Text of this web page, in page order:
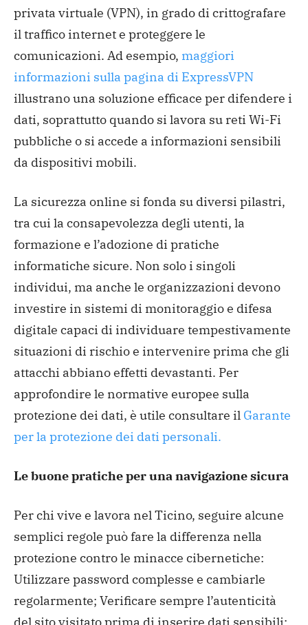
privata virtuale (VPN), in grado di crittografare
il traffico internet e proteggere le
comunicazioni. Ad esempio, maggiori
informazioni sulla pagina di ExpressVPN
illustrano una soluzione efficace per difendere i
dati, soprattutto quando si lavora su reti Wi-Fi
pubbliche o si accede a informazioni sensibili
da dispositivi mobili.
La sicurezza online si fonda su diversi pilastri,
tra cui la consapevolezza degli utenti, la
formazione e l’adozione di pratiche
informatiche sicure. Non solo i singoli
individui, ma anche le organizzazioni devono
investire in sistemi di monitoraggio e difesa
digitale capaci di individuare tempestivamente
situazioni di rischio e intervenire prima che gli
attacchi abbiano effetti devastanti. Per
approfondire le normative europee sulla
protezione dei dati, è utile consultare il Garante
per la protezione dei dati personali.
Le buone pratiche per una navigazione sicura
Per chi vive e lavora nel Ticino, seguire alcune
semplici regole può fare la differenza nella
protezione contro le minacce cibernetiche:
Utilizzare password complesse e cambiarle
regolarmente; Verificare sempre l’autenticità
del sito visitato prima di inserire dati sensibili;